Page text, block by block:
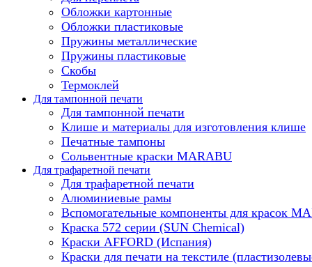
Обложки картонные
Обложки пластиковые
Пружины металлические
Пружины пластиковые
Скобы
Термоклей
Для тампонной печати
Для тампонной печати
Клише и материалы для изготовления клише
Печатные тампоны
Сольвентные краски MARABU
Для трафаретной печати
Для трафаретной печати
Алюминиевые рамы
Вспомогательные компоненты для красок
Краска 572 серии (SUN Chemical)
Краски AFFORD (Испания)
Краски для печати на текстиле